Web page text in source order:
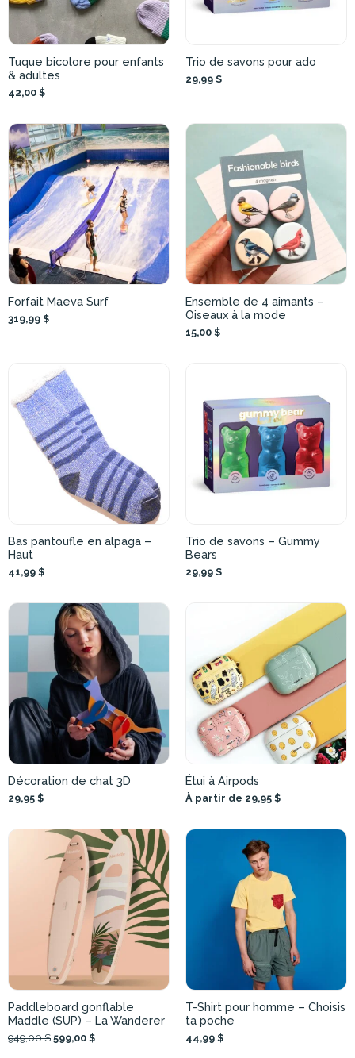
Tuque bicolore pour enfants
& adultes
42,00 $
Trio de savons pour ado
29,99 $
Forfait Maeva Surf
319,99 $
Ensemble de 4 aimants –
Oiseaux à la mode
15,00 $
Bas pantoufle en alpaga –
Haut
41,99 $
Trio de savons – Gummy
Bears
29,99 $
Décoration de chat 3D
29,95 $
Étui à Airpods
À partir de 29,95 $
Paddleboard gonflable
Maddle (SUP) – La Wanderer
949,00 $ 599,00 $
T-Shirt pour homme – Choisis
ta poche
44,99 $